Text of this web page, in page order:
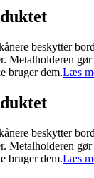
beskytter
Metalholderen gør
bruger dem.Læs
beskytter
Metalholderen gør
bruger dem.Læs